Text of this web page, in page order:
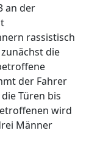
an der
rassistisch
die
der Fahrer
Türen bis
wird
Männer